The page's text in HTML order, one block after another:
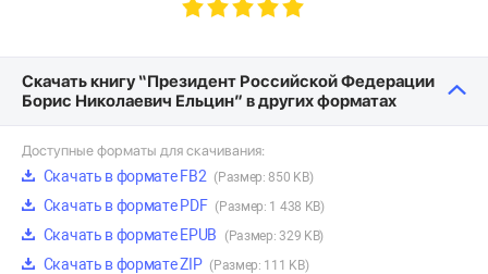
Скачать книгу “Президент Российской Федерации
Борис Николаевич Ельцин” в других форматах
Доступные форматы для скачивания:
Скачать в формате FB2 (Размер: 850 KB)
Скачать в формате PDF (Размер: 1 438 KB)
Скачать в формате EPUB (Размер: 329 KB)
Скачать в формате ZIP (Размер: 111 KB)